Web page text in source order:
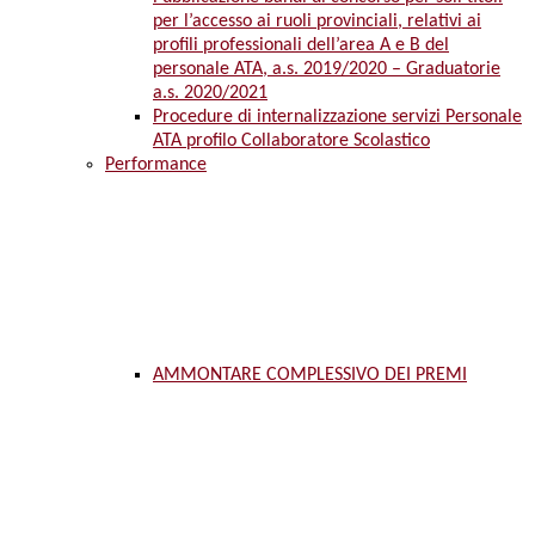
per l’accesso ai ruoli provinciali, relativi ai
profili professionali dell’area A e B del
personale ATA, a.s. 2019/2020 – Graduatorie
a.s. 2020/2021
Procedure di internalizzazione servizi Personale
ATA profilo Collaboratore Scolastico
Performance
AMMONTARE COMPLESSIVO DEI PREMI